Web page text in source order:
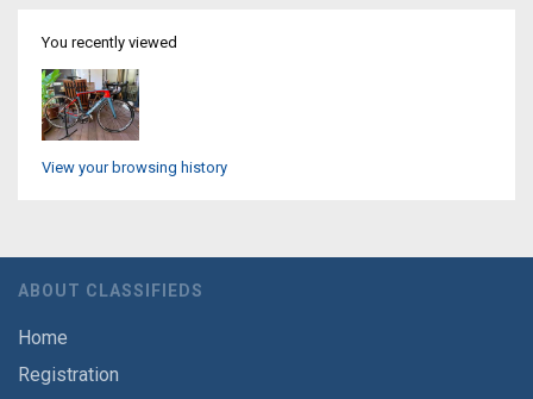
You recently viewed
View your browsing history
ABOUT CLASSIFIEDS
Home
Registration